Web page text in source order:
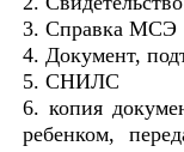
3. Справка МСЭ
4. Документ,
5. СНИЛС
6. копия
ребенком,